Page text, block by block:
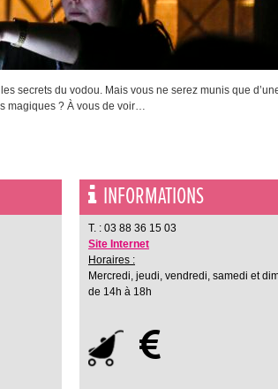
secrets du vodou. Mais vous ne serez munis que
magiques ? À vous de voir…
INFORMATIONS
T. : 03 88 36 15 03
Site Internet
Horaires :
Mercredi, jeudi, vendredi, samedi et
de 14h à 18h